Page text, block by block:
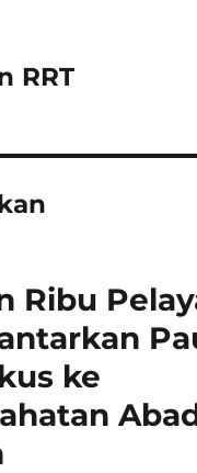
RRT
Ribu
ke